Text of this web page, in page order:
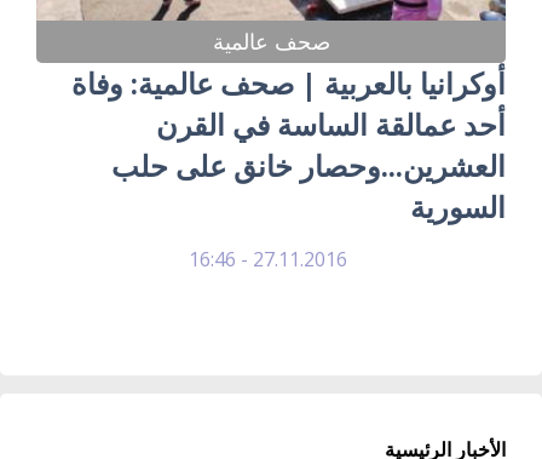
صحف عالمية
أوكرانيا بالعربية | صحف عالمية: وفاة
أحد عمالقة الساسة في القرن
العشرين...وحصار خانق على حلب
السورية
27.11.2016 - 16:46
الأخبار الرئيسية